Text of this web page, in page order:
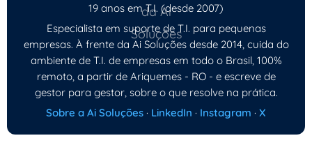
19 anos em T.I. (desde 2007)
Especialista em suporte de T.I. para pequenas
empresas. À frente da Ai Soluções desde 2014, cuida do
ambiente de T.I. de empresas em todo o Brasil, 100%
remoto, a partir de Ariquemes - RO - e escreve de
gestor para gestor, sobre o que resolve na prática.
Sobre a Ai Soluções · LinkedIn · Instagram · X